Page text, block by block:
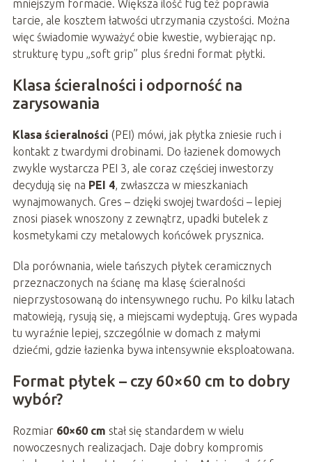
mniejszym formacie. Większa ilość fug też poprawia
tarcie, ale kosztem łatwości utrzymania czystości. Można
więc świadomie wyważyć obie kwestie, wybierając np.
strukturę typu „soft grip” plus średni format płytki.
Klasa ścieralności i odporność na
zarysowania
Klasa ścieralności (PEI) mówi, jak płytka zniesie ruch i
kontakt z twardymi drobinami. Do łazienek domowych
zwykle wystarcza PEI 3, ale coraz częściej inwestorzy
decydują się na PEI 4, zwłaszcza w mieszkaniach
wynajmowanych. Gres – dzięki swojej twardości – lepiej
znosi piasek wnoszony z zewnątrz, upadki butelek z
kosmetykami czy metalowych końcówek prysznica.
Dla porównania, wiele tańszych płytek ceramicznych
przeznaczonych na ścianę ma klasę ścieralności
nieprzystosowaną do intensywnego ruchu. Po kilku latach
matowieją, rysują się, a miejscami wydeptują. Gres wypada
tu wyraźnie lepiej, szczególnie w domach z małymi
dziećmi, gdzie łazienka bywa intensywnie eksploatowana.
Format płytek – czy 60×60 cm to dobry
wybór?
Rozmiar 60×60 cm stał się standardem w wielu
nowoczesnych realizacjach. Daje dobry kompromis